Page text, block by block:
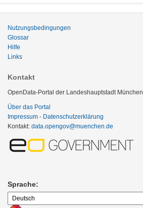
Nutzungsbedingungen
Glossar
Hilfe
Links
Kontakt
OpenData-Portal der Landeshauptstadt München
Über das Portal
Impressum - Datenschutzerklärung
Kontakt: data.opengov@muenchen.de
Sprache